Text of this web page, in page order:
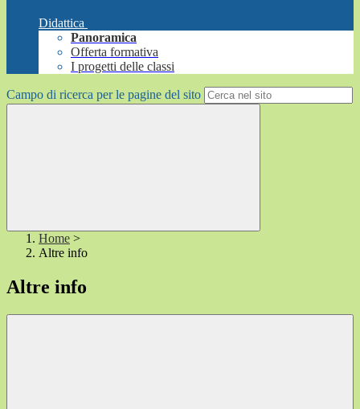
Didattica
Panoramica
Offerta formativa
I progetti delle classi
Campo di ricerca per le pagine del sito
Home >
Altre info
Altre info